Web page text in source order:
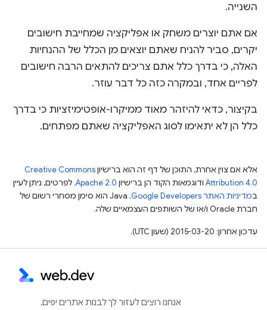
השנייה.
אם אתם יוצרים משחק או אפליקציה שמחייבת חישובים
יקרים, סביר להניח שאתם יוצאים מן הכלל של ההנחיות
האלה, כי בדרך כלל אתם צריכים להתאים הרבה חישובים
לפריים אחד, ובמקרה כזה כל דבר עוזר.
בקיצור, כדאי להיזהר מאוד ממיקרו-אופטימיזציות כי בדרך
כלל הן לא יתאימו לסוג האפליקציה שאתם מפתחים.
אלא אם צוין אחרת, התוכן של דף זה הוא ברישיוןCreative Commons
Attribution 4.0 ודוגמאות הקוד הן ברישיון Apache 2.0. לפרטים, ניתן לעיין
במדיניות האתר Google Developers‏
.‏ Java הוא סימן מסחרי רשום של
חברת Oracle ו/או של השותפים העצמאיים שלה.
עדכון אחרון: 2015-03-20 (שעון UTC).
אנחנו רוצים לעזור לך לבנות אתרים יפים,